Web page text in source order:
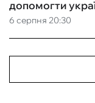
6 серпня 20:30
допомогти